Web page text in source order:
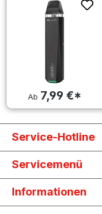
Ab 7,99 €*
Service-Hotline
Servicemenü
Informationen